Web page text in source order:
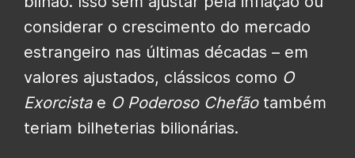
considerar o crescimento do mercado
estrangeiro nas últimas décadas – em
valores ajustados, clássicos como O
Exorcistae O Poderoso Chefãotambém
teriam bilheterias bilionárias.